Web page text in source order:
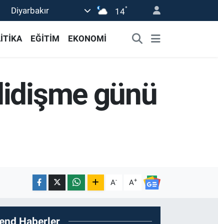
Diyarbakır 14°
EĞİTİM EKONOMİ
günü
A- A+
Haberler